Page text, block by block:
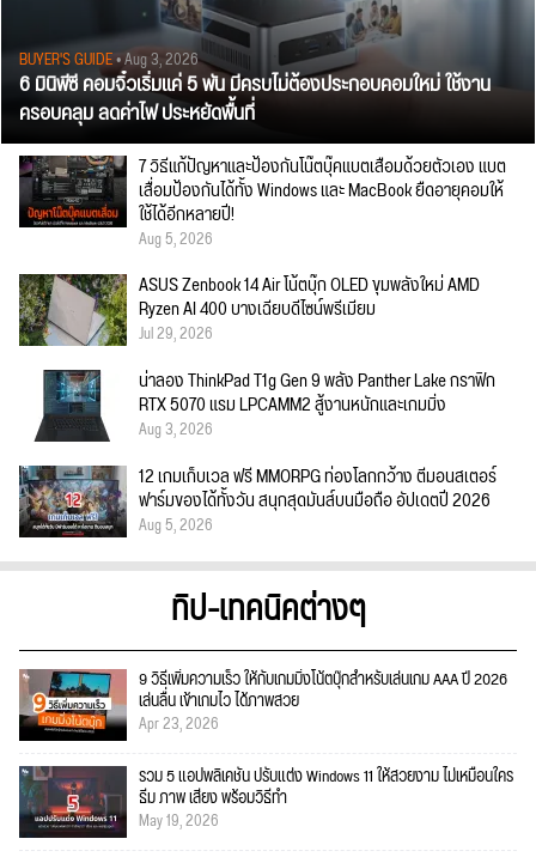
BUYER'S GUIDE• Aug 3, 2026
6 มินิพีซี คอมจิ๋วเริ่มแค่ 5 พัน มีครบไม่ต้องประกอบคอมใหม่ ใช้งาน
ครอบคลุม ลดค่าไฟ ประหยัดพื้นที่
7 วิธีแก้ปัญหาและป้องกันโน๊ตบุ๊คแบตเสื่อมด้วยตัวเอง แบต
เสื่อมป้องกันได้ทั้ง Windows และ MacBook ยืดอายุคอมให้
ใช้ได้อีกหลายปี!
Aug 5, 2026
ASUS Zenbook 14 Air โน้ตบุ๊ก OLED ขุมพลังใหม่ AMD
Ryzen AI 400 บางเฉียบดีไซน์พรีเมียม
Jul 29, 2026
น่าลอง ThinkPad T1g Gen 9 พลัง Panther Lake กราฟิก
RTX 5070 แรม LPCAMM2 สู้งานหนักและเกมมิ่ง
Aug 3, 2026
12 เกมเก็บเวล ฟรี MMORPG ท่องโลกกว้าง ตีมอนสเตอร์
ฟาร์มของได้ทั้งวัน สนุกสุดมันส์บนมือถือ อัปเดตปี 2026
Aug 5, 2026
ทิป-เทคนิคต่างๆ
9 วิธีเพิ่มความเร็ว ให้กับเกมมิ่งโน้ตบุ๊กสำหรับเล่นเกม AAA ปี 2026
เล่นลื่น เข้าเกมไว ได้ภาพสวย
Apr 23, 2026
รวม 5 แอปพลิเคชัน ปรับแต่ง Windows 11 ให้สวยงาม ไม่เหมือนใคร
ธีม ภาพ เสียง พร้อมวิธีทำ
May 19, 2026